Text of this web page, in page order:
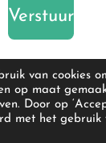
van cookies
op maat
Door op
met het gebruik
Verstuur
Club